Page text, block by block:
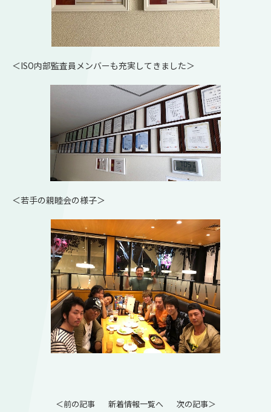
＜ISO内部監査員メンバーも充実してきました＞
＜若手の親睦会の様子＞
＜前の記事 新着情報一覧へ 次の記事＞